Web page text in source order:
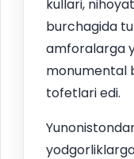
kullari,
burchagida
amforalarga
monumental
tofetlari edi.